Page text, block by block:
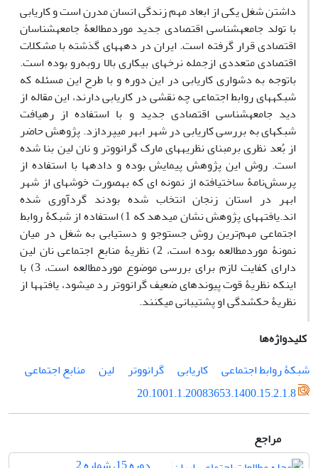
داشتن شغل یکی از ابعاد مهم زندگی انسان مدرن است و کاریابی
با تولد جامعه‏شناسی اقتصادی جدید موردمطالعۀ جامعه‏شناسان
اقتصادی قرار گرفته است. ایران در دهه‏های گذشته با مشکلات
اقتصادی متعددی ازجمله نرخ‏های بیکاری بالا روبه‌رو بوده است.
باتوجه به دشواری کاریابی در این دوره و با طرح این مسئله که
شبکه‏های روابط اجتماعی چه نقشی در کاریابی دارند، این مقاله از
دید جامعه‏شناسی اقتصادی جدید و با استفاده از رهیافت
شبکه‏ای به بررسی کاریابی در شهر ابهر می‏پردازد. پژوهش حاضر
از بُعد نظری برمبنای نظریه‏های مارک گرانووتر و نان لین بنا شده
است. روش این پژوهش پیمایش بوده و داده‏ها با استفاده از
پرسش‌نامۀ ساخت‏یافته از نمونه ‏ای که به‏صورت خوشه‏ای از شهر
ابهر در استان زنجان انتخاب شده بودند گردآوری شده
‏اند.یافته‏های پژوهش نشان می‏دهد که 1) استفاده از شبکۀ روابط
اجتماعی مهم‌ترین روش جست‏وجو و دستیابی به شغل در میان
نمونۀ موردمطالعه بوده است، 2) نظریۀ منابع اجتماعی نان لین
دارای کفایت لازم برای بررسی موضوع موردمطالعه است، 3) با
اینکه نظریۀ قوت پیوندهای ضعیف گرانووتر رد می‏شود، یافته‏ها از
نظریۀ حک‏شدگی او پشتیبانی می‏کنند.
کلیدواژه‌ها
شبکۀ روابط اجتماعی
کاریابی گرانووتر لین
منابع اجتماعی
20.1001.1.20083653.1400.15.2.1.8
مراجع